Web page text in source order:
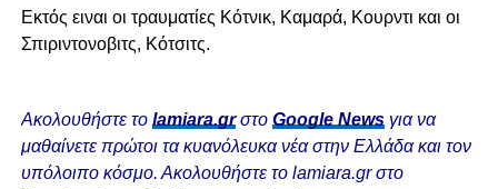
Εκτός ειναι οι τραυματίες Κότνικ, Καμαρά, Κουρντι και οι
Σπιριντονοβιτς, Κότσιτς.
Ακολουθήστε το lamiara.grστο Google Newsγια να
μαθαίνετε πρώτοι τα κυανόλευκα νέα στην Ελλάδα και τον
υπόλοιπο κόσμο. Ακολουθήστε το lamiara.gr στο